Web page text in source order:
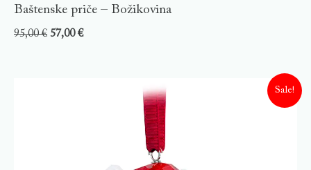
Baštenske priče – Božikovina
95,00€ 57,00€
Sale!